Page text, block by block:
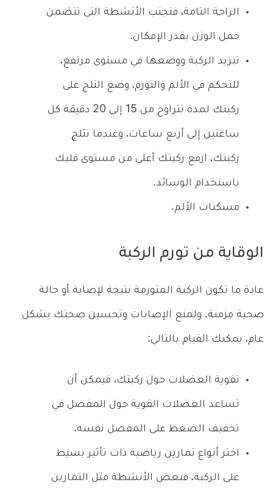
الراحة التامة، فتجنب الأنشطة التي تتضمن
حمل الوزن بقدر الإمكان.
تبريد الركبة ووضعها في مستوى مرتفع،
للتحكم في الألم والتورم، وضع الثلج على
ركبتك لمدة تتراوح من 15 إلى 20 دقيقة كل
ساعتين إلى أربع ساعات، وعندما تثلج
ركبتك، ارفع ركبتك أعلى من مستوى قلبك
باستخدام الوسائد.
مسكنات الألم.
الوقاية من تورم الركبة
عادة ما تكون الركبة المتورمة نتيجة لإصابة أو حالة
صحية مزمنة. ولمنع الإصابات وتحسين صحتك بشكل
عام، يمكنك القيام بالتالي:
تقوية العضلات حول ركبتك، فيمكن أن
تساعد العضلات القوية حول المفصل في
تخفيف الضغط على المفصل نفسه.
اختر أنواع تمارين رياضية ذات تأثير بسيط
على الركبة، فبعض الأنشطة مثل التمارين